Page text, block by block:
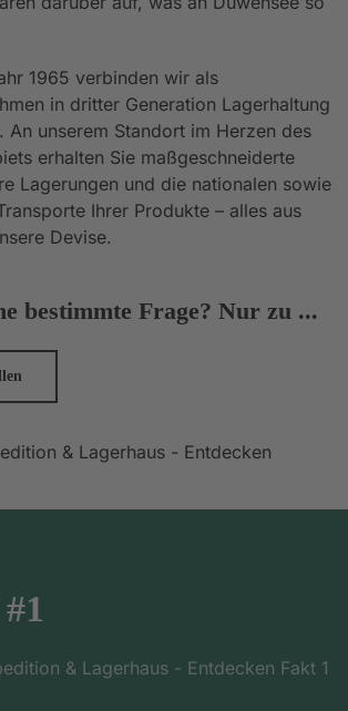
1965 verbinden wir als
in dritter Generation Lagerhaltung
An unserem Standort im Herzen des
erhalten Sie maßgeschneiderte
Lagerungen und die nationalen sowie
Ihrer Produkte – alles aus
Devise.
bestimmte Frage? Nur zu ...